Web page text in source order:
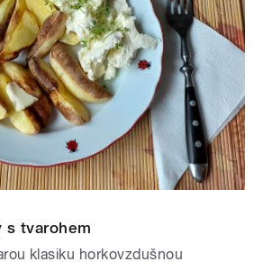
s tvarohem
klasiku horkovzdušnou